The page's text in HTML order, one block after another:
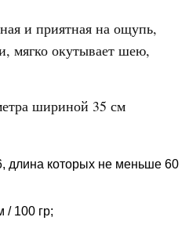
и приятная на ощупь,
мягко окутывает шею,
шириной 35 см
длина которых не меньше 60
/ 100 гр;